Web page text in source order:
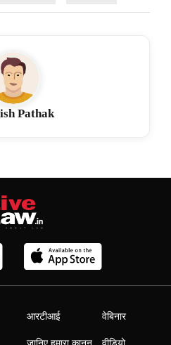
Pathak
आरटीआई वेबिनार